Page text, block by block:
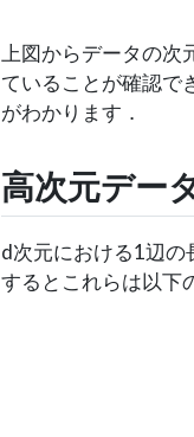
上図からデータの
ていることが確認で
がわかります．
高次元デー
d次元における1辺の
するとこれらは以下